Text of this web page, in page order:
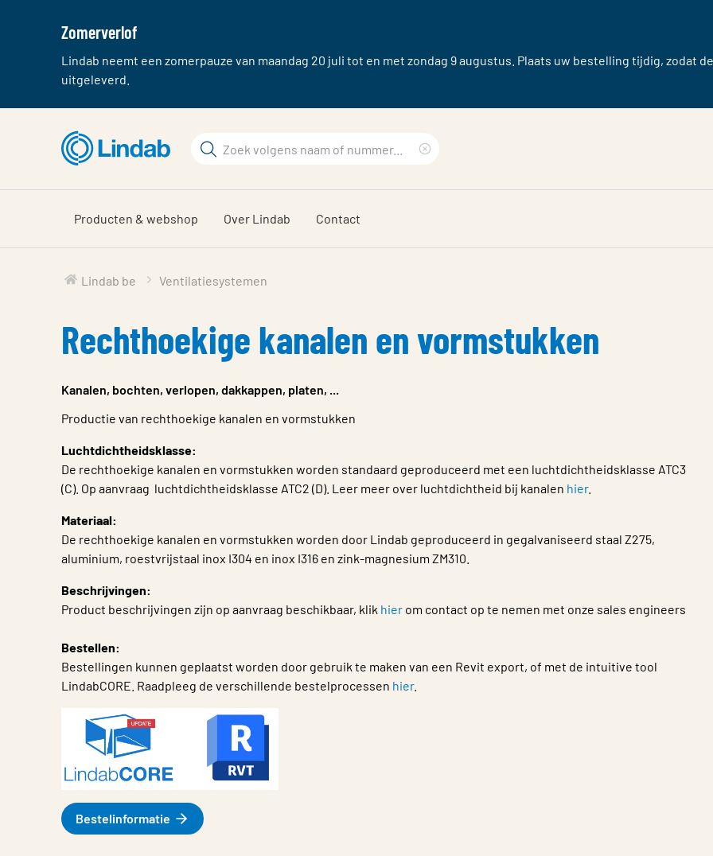
Zomerverlof
Lindab neemt een zomerpauze van maandag 20 juli tot en met zondag 9 augustus. Plaats uw bestelling tijdig, zodat
uitgeleverd.
hoofdinhoud
Zoek
search
Producten & webshop Over Lindab Contact
Lindab be Ventilatiesystemen
Rechthoekige kanalen en vormstukken
Kanalen, bochten, verlopen, dakkappen, platen, ...
Productie van rechthoekige kanalen en vormstukken
Luchtdichtheidsklasse:
De rechthoekige kanalen en vormstukken worden standaard geproduceerd met een luchtdichtheidsklasse ATC3
(C). Op aanvraag luchtdichtheidsklasse ATC2 (D). Leer meer over luchtdichtheid bij kanalen hier.
Materiaal:
De rechthoekige kanalen en vormstukken worden door Lindab geproduceerd in gegalvaniseerd staal Z275,
aluminium, roestvrijstaal inox I304 en inox I316 en zink-magnesium ZM310.
Beschrijvingen:
Product beschrijvingen zijn op aanvraag beschikbaar, klik hier om contact op te nemen met onze sales engineers
Bestellen:
Bestellingen kunnen geplaatst worden door gebruik te maken van een Revit export, of met de intuitive tool
LindabCORE. Raadpleeg de verschillende bestelprocessen hier.
Bestelinformatie